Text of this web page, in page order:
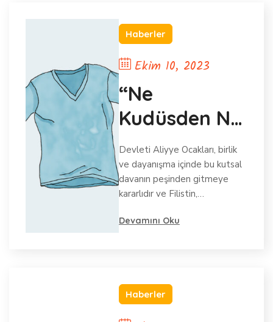
Haberler
Ekim 10, 2023
“Ne
Kudüsden Ne
Mescid-i
Aksadan
Vazgeçmeyiz
”
Devleti Aliyye Ocakları, birlik
ve dayanışma içinde bu kutsal
davanın peşinden gitmeye
kararlıdır ve Filistin,…
Devamını Oku
Haberler